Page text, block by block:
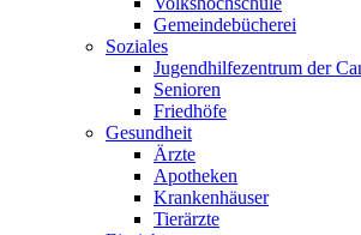
Gemeindebücherei
Soziales
Jugendhilfezentrum der
Senioren
Friedhöfe
Gesundheit
Ärzte
Apotheken
Krankenhäuser
Tierärzte